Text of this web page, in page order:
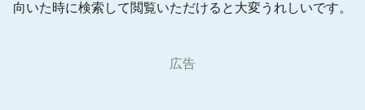
向いた時に検索して閲覧いただけると大変うれしいです。
広告